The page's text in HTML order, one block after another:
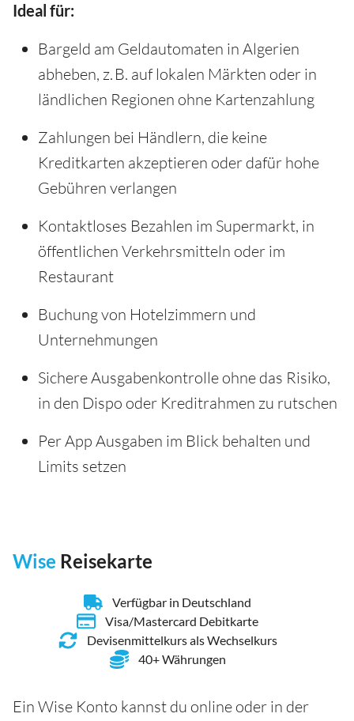
Ideal für:
Bargeld am Geldautomaten in Algerien
abheben, z. B. auf lokalen Märkten oder in
ländlichen Regionen ohne Kartenzahlung
Zahlungen bei Händlern, die keine
Kreditkarten akzeptieren oder dafür hohe
Gebühren verlangen
Kontaktloses Bezahlen im Supermarkt, in
öffentlichen Verkehrsmitteln oder im
Restaurant
Buchung von Hotelzimmern und
Unternehmungen
Sichere Ausgabenkontrolle ohne das Risiko,
in den Dispo oder Kreditrahmen zu rutschen
Per App Ausgaben im Blick behalten und
Limits setzen
Wise Reisekarte
Verfügbar in Deutschland
Visa/Mastercard Debitkarte
Devisenmittelkurs als Wechselkurs
40+ Währungen
Ein Wise Konto kannst du online oder in der